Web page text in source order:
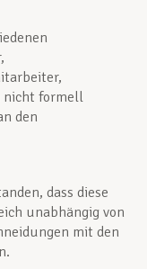
nicht formell
den
dass diese
unabhängig von
mit den